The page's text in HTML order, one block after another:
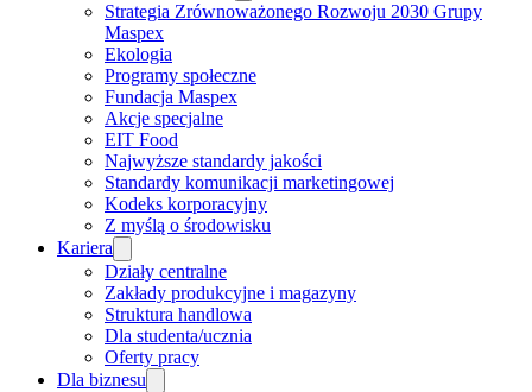
Strategia Zrównoważonego Rozwoju 2030 Grupy
Maspex
Ekologia
Programy społeczne
Fundacja Maspex
Akcje specjalne
EIT Food
Najwyższe standardy jakości
Standardy komunikacji marketingowej
Kodeks korporacyjny
Z myślą o środowisku
Kariera
Działy centralne
Zakłady produkcyjne i magazyny
Struktura handlowa
Dla studenta/ucznia
Oferty pracy
Dla biznesu